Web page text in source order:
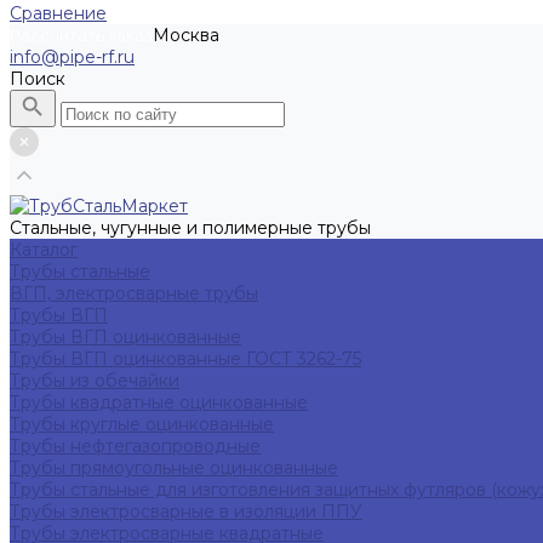
Сравнение
Москва
info@pipe-rf.ru
Поиск
Стальные, чугунные и полимерные трубы
Каталог
Трубы стальные
ВГП, электросварные трубы
Трубы ВГП
Трубы ВГП оцинкованные
Трубы ВГП оцинкованные ГОСТ 3262-75
Трубы из обечайки
Трубы квадратные оцинкованные
Трубы круглые оцинкованные
Трубы нефтегазопроводные
Трубы прямоугольные оцинкованные
Трубы стальные для изготовления защитных футляров
Трубы электросварные в изоляции ППУ
Трубы электросварные квадратные